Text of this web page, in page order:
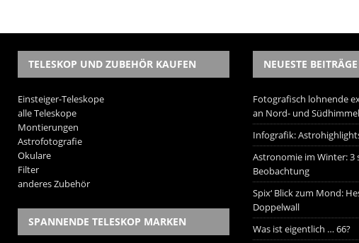
TELESKOP UND ZUBEHÖR KAUFEN
Einsteiger-Teleskope
alle Teleskope
Montierungen
Astrofotografie
Okulare
Filter
anderes Zubehör
SPANNENDE TELESKOP MARKEN
NEUESTE BEITRÄGE
Fotografisch lohnende
an Nord- und Südhimmel
Infografik:
Astronomie im Winter: 3
Beobachtung
Spix‘ Blick zum Mond:
Doppelwall
Was ist eigentlich … 66?